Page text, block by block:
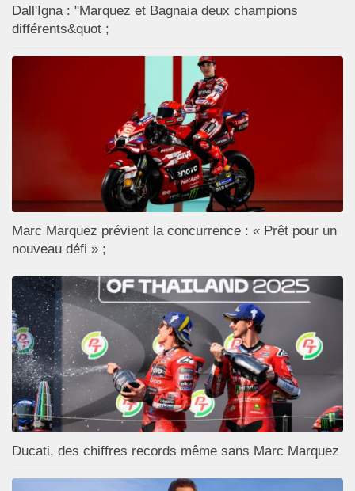
Dall'Igna : "Marquez et Bagnaia deux champions
différents&quot ;
Marc Marquez prévient la concurrence : « Prêt pour un
nouveau défi » ;
Ducati, des chiffres records même sans Marc Marquez